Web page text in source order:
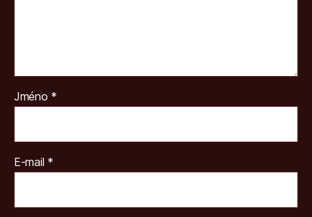
Jméno *
E-mail *